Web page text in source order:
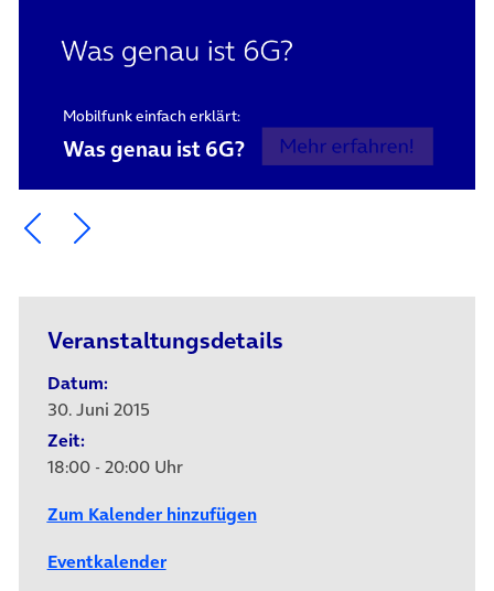
Mobilfunk einfach erklärt:
Was genau ist 6G?
Ein Element zurück blättern
Ein Element weiter blättern
Veranstaltungsdetails
Datum:
30. Juni 2015
Zeit:
18:00 - 20:00 Uhr
Zum Kalender hinzufügen
Eventkalender